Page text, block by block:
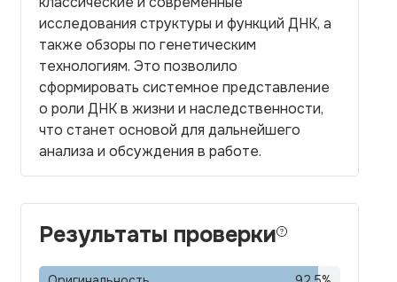
исследования структуры и функций ДНК, а
также обзоры по генетическим
технологиям. Это позволило
сформировать системное представление
о роли ДНК в жизни и наследственности,
что станет основой для дальнейшего
анализа и обсуждения в работе.
Результаты проверки